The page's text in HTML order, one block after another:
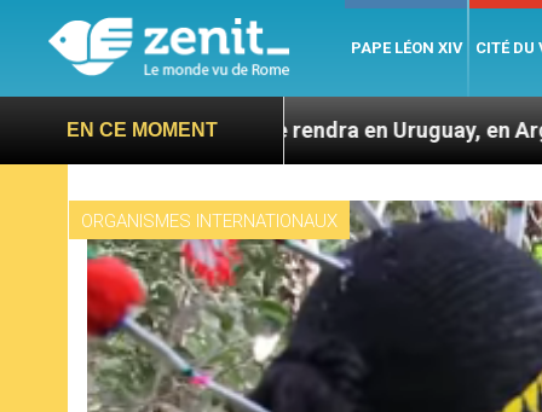
PAPE LÉON XIV CITÉ DU
EN CE MOMENT
XIV se rendra en Uruguay, en Argentine et au
ORGANISMES INTERNATIONAUX